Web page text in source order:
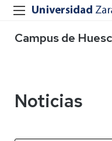
Campus de
Noticias